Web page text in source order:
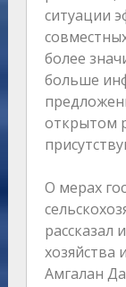
ситуации
более
больше
открытом
О мерах
рассказал
хозяйства
Амгалан